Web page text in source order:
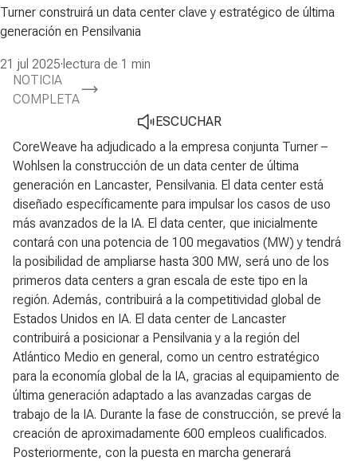
Turner construirá un data center clave y estratégico de última
generación en Pensilvania
21 jul 2025· lectura de 1 min
NOTICIA
COMPLETA
ESCUCHAR
CoreWeave ha adjudicado a la empresa conjunta Turner –
Wohlsen la construcción de un data center de última
generación en Lancaster, Pensilvania. El data center está
diseñado específicamente para impulsar los casos de uso
más avanzados de la IA. El data center, que inicialmente
contará con una potencia de 100 megavatios (MW) y tendrá
la posibilidad de ampliarse hasta 300 MW, será uno de los
primeros data centers a gran escala de este tipo en la
región. Además, contribuirá a la competitividad global de
Estados Unidos en IA. El data center de Lancaster
contribuirá a posicionar a Pensilvania y a la región del
Atlántico Medio en general, como un centro estratégico
para la economía global de la IA, gracias al equipamiento de
última generación adaptado a las avanzadas cargas de
trabajo de la IA. Durante la fase de construcción, se prevé la
creación de aproximadamente 600 empleos cualificados.
Posteriormente, con la puesta en marcha generará